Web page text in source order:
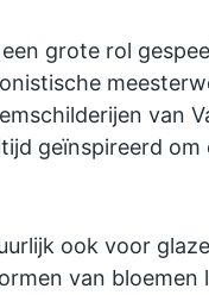
grote rol
van
geïnspireerd om
ook voor
van